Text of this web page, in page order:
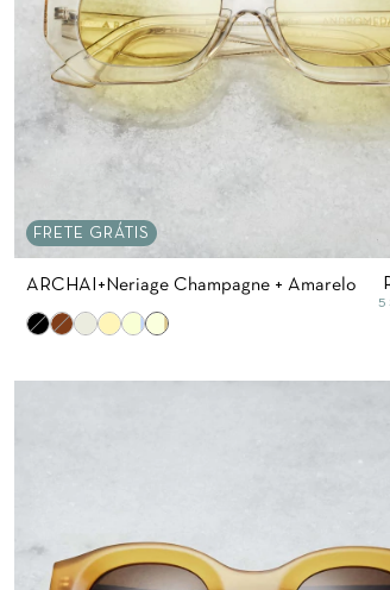
FRETE GRÁTIS
ARCHAI+Neriage Champagne + Amarelo
5